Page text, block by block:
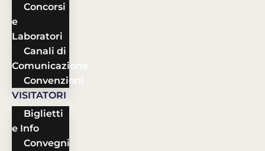
Concorsi
e
Laboratori
Canali di
Comunicazione
Convenzioni
VISITATORI
Biglietti
e Info
Convegni